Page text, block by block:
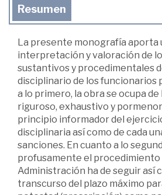
Resumen
La presente monografía aporta
interpretación y valoración de
sustantivos y procedimentales
disciplinario de los funcionarios
a lo primero, la obra se ocupa
riguroso, exhaustivo y
principio informador del
disciplinaria así como de cada
sanciones. En cuanto a lo
profusamente el procedimiento
Administración ha de seguir así
transcurso del plazo máximo